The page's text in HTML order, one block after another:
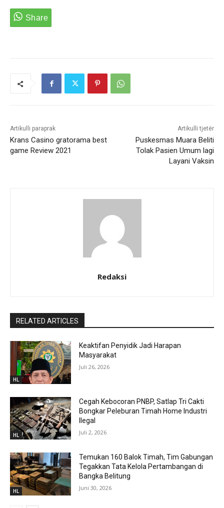
Artikulli paraprak
Krans Casino gratorama best
game Review 2021
Artikulli tjetër
Puskesmas Muara Beliti
Tolak Pasien Umum lagi
Layani Vaksin
Redaksi
RELATED ARTICLES
HL
Keaktifan Penyidik Jadi Harapan
Masyarakat
Juli 26, 2026
HL
Cegah Kebocoran PNBP, Satlap Tri Cakti
Bongkar Peleburan Timah Home Industri
Ilegal
Juli 2, 2026
HL
Temukan 160 Balok Timah, Tim Gabungan
Tegakkan Tata Kelola Pertambangan di
Bangka Belitung
Juni 30, 2026